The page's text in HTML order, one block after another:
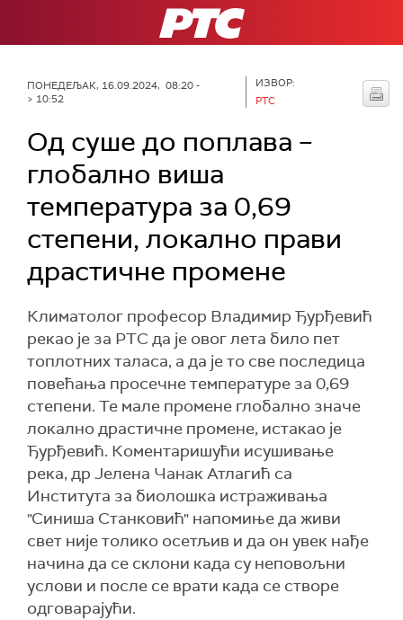
РТС
ПОНЕДЕЉАК, 16.09.2024, 08:20 -
> 10:52
ИЗВОР:
РТС
Од суше до поплава –
глобално виша
температура за 0,69
степени, локално прави
драстичне промене
Климатолог професор Владимир Ђурђевић
рекао је за РТС да је овог лета било пет
топлотних таласа, а да је то све последица
повећања просечне температуре за 0,69
степени. Те мале промене глобално значе
локално драстичне промене, истакао је
Ђурђевић. Коментаришући исушивање
река, др Јелена Чанак Атлагић са
Института за биолошка истраживања
"Синиша Станковић" напомиње да живи
свет није толико осетљив и да он увек нађе
начина да се склони када су неповољни
услови и после се врати када се створе
одговарајући.